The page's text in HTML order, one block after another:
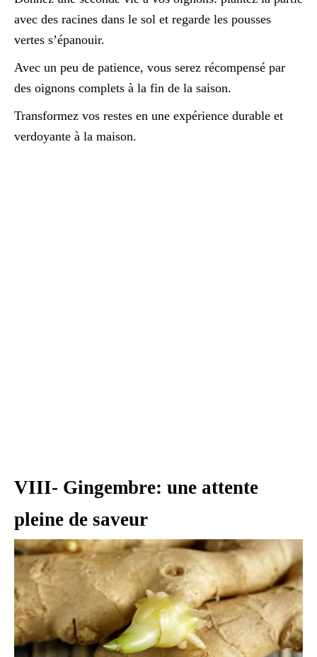
avec des racines dans le sol et regarde les pousses
vertes s’épanouir.
Avec un peu de patience, vous serez récompensé par
des oignons complets à la fin de la saison.
Transformez vos restes en une expérience durable et
verdoyante à la maison.
VIII- Gingembre: une attente
pleine de saveur